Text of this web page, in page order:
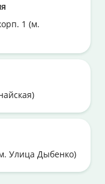
1 (м.
Улица Дыбенко)